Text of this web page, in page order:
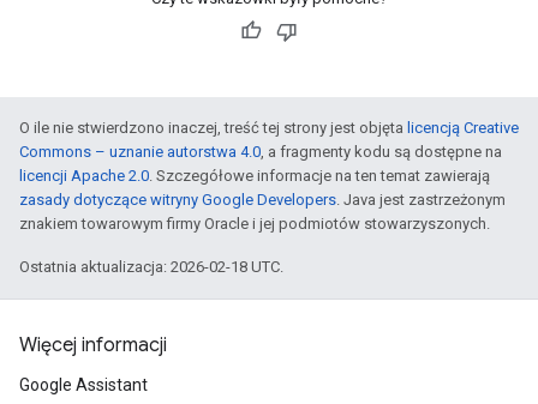
O ile nie stwierdzono inaczej, treść tej strony jest objęta licencją Creative
Commons – uznanie autorstwa 4.0, a fragmenty kodu są dostępne na
licencji Apache 2.0. Szczegółowe informacje na ten temat zawierają
zasady dotyczące witryny Google Developers. Java jest zastrzeżonym
znakiem towarowym firmy Oracle i jej podmiotów stowarzyszonych.
Ostatnia aktualizacja: 2026-02-18 UTC.
Więcej informacji
Google Assistant